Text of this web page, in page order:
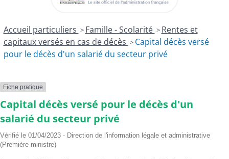
Accueil particuliers > Famille - Scolarité > Rentes et
capitaux versés en cas de décès > Capital décès versé
pour le décès d'un salarié du secteur privé
Fiche pratique
Capital décès versé pour le décès d'un
salarié du secteur privé
Vérifié le 01/04/2023 - Direction de l'information légale et administrative
(Première ministre)